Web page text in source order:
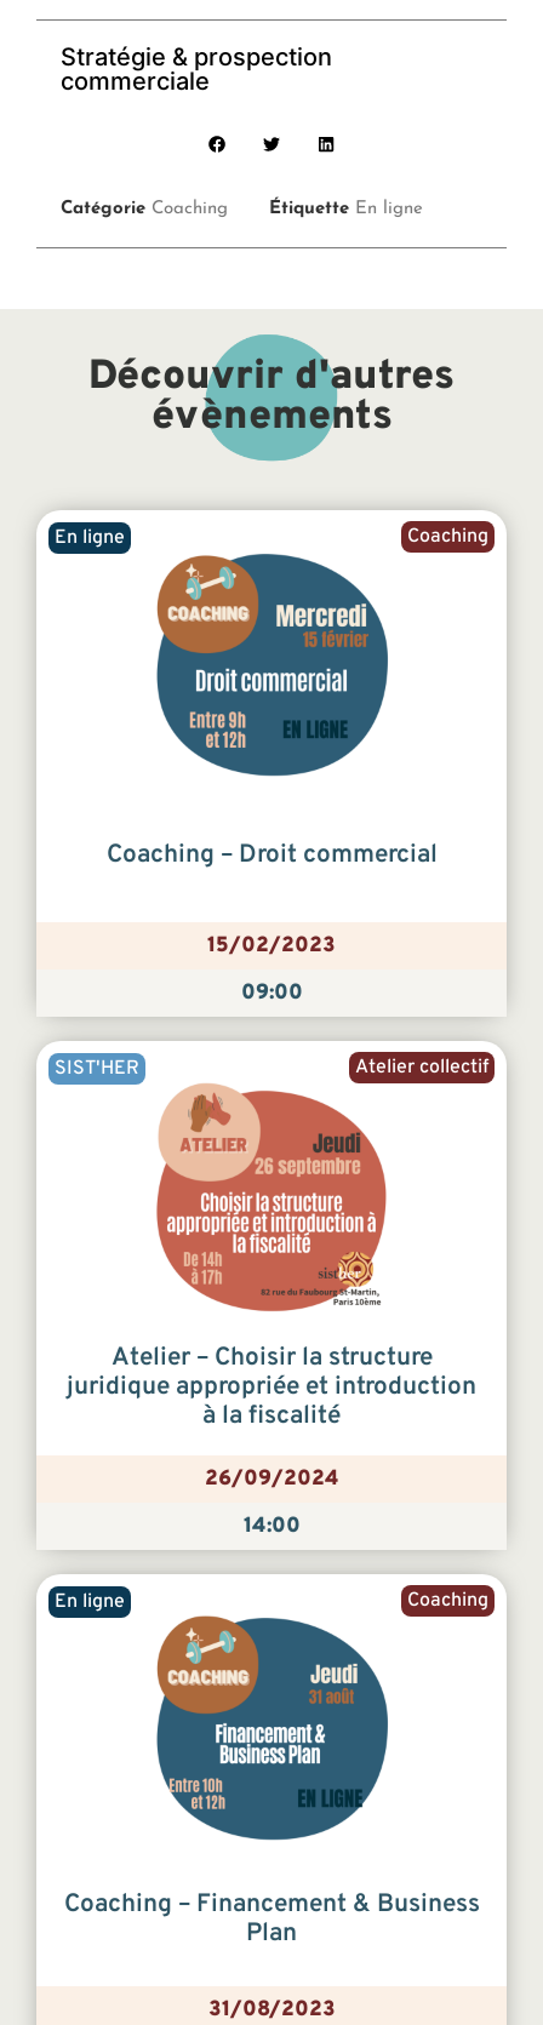
Stratégie & prospection
commerciale
Catégorie Coaching Étiquette En ligne
Découvrir d'autres
évènements
Coaching
En ligne
Coaching – Droit commercial
15/02/2023
09:00
Atelier collectif
SIST'HER
Atelier – Choisir la structure
juridique appropriée et introduction
à la fiscalité
26/09/2024
14:00
Coaching
En ligne
Coaching – Financement & Business
Plan
31/08/2023